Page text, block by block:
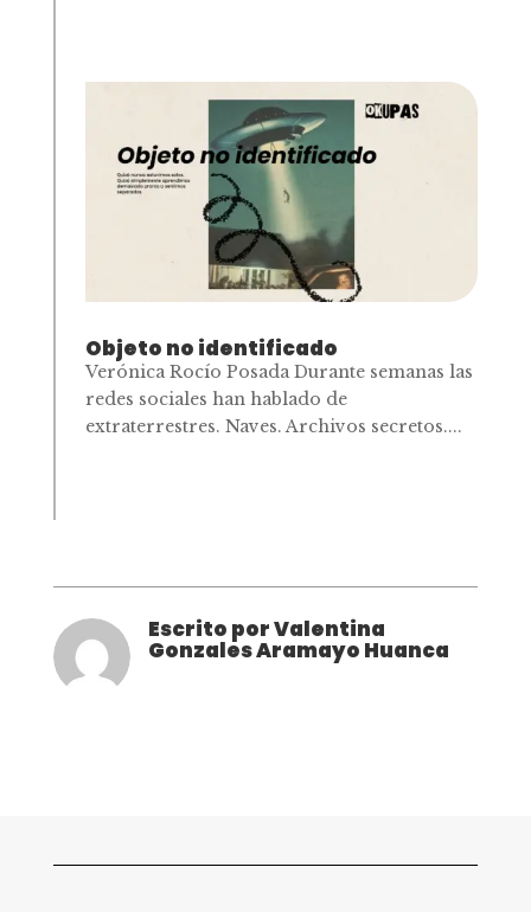
Objeto no identificado
Verónica Rocío Posada Durante semanas las
redes sociales han hablado de
extraterrestres. Naves. Archivos secretos....
Escrito por Valentina
Gonzales Aramayo Huanca